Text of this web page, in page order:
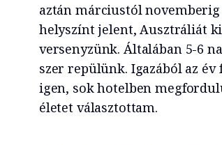
aztán márciustól
helyszínt jelent, Ausztráliát
versenyzünk. Általában 5-6
szer repülünk. Igazából az
igen, sok hotelben
életet választottam.